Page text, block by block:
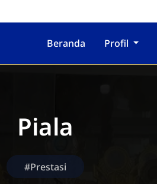
Beranda Profil
Piala
#Prestasi